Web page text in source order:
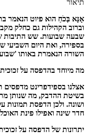
תיאור
אָנָּא בְּכֹחַ הוא פיוט הנאמר
וברוב הקהילות גם כחלק
שבעה שבועות. שש התיבות
בספירה, ואת היום השביעי
השורה הנאמרת באותו
מה מיוחד בהדפסה על
אצלנו בספידפרינט מדפסים
בשיטת ההדבק, מה שנותן
ושונה. ולכן הדפסת תמונות
חדר שינה ואפילו פינת
יתרונות של הדפסה על